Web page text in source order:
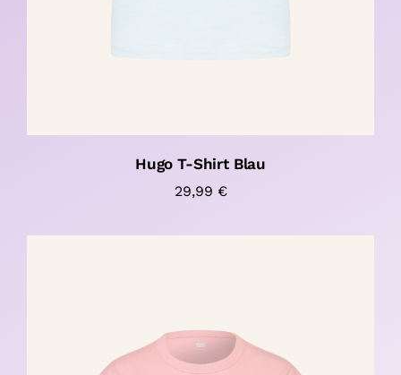
Hugo T-Shirt Blau
29,99 €